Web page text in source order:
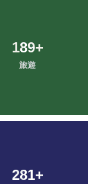
189+
旅遊
281+